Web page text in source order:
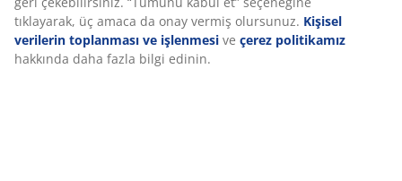
tıklayarak, üç amaca da onay vermiş olursunuz. Kişisel
verilerin toplanması ve işlenmesi ve çerez politikamız
hakkında daha fazla bilgi edinin.